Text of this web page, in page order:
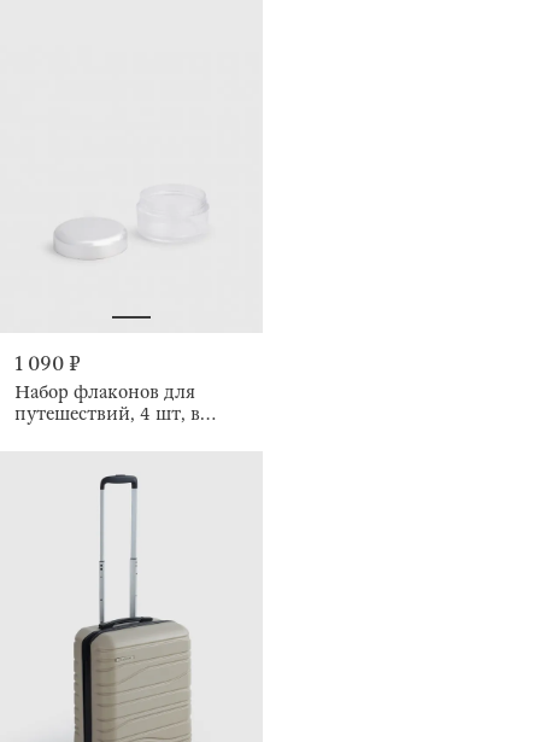
1 090 ₽
Набор флаконов для
путешествий, 4 шт, в